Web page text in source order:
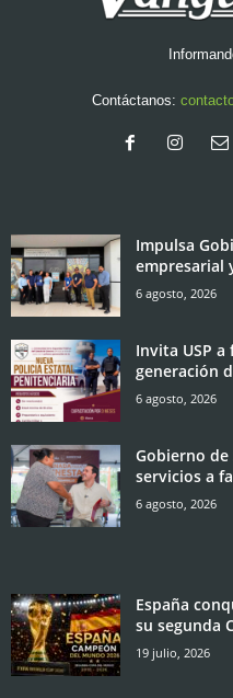
Contáctanos:
Impulsa
empresarial
6 agosto, 2026
Invita USP
generación
6 agosto, 2026
Gobierno de
servicios a
6 agosto, 2026
España
su segunda
19 julio, 2026